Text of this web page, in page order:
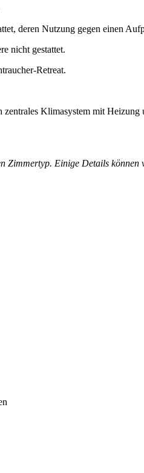
deren Nutzung gegen einen
nicht gestattet.
Retreat.
Klimasystem mit Heizung
Zimmertyp. Einige Details können